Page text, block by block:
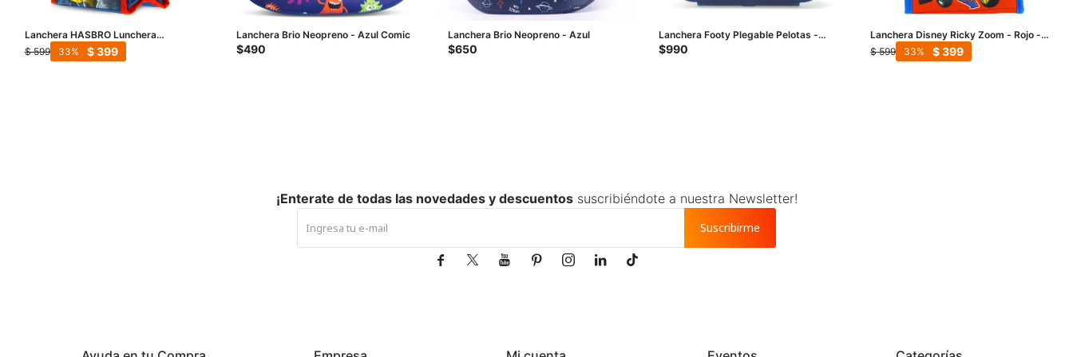
Lanchera HASBRO Lunchera
Transformers - Azul - Rojo - Amarillo
$ 599 $399
33
Lanchera Brio Neopreno - Azul Comic
$490
Lanchera Brio Neopreno - Azul
$650
Lanchera Footy Plegable Pelotas -
Azul - Celeste - Blanco
$990
Lanchera Disney Ricky Zoom - Rojo -
Azul
$ 599 $399
33
¡Enterate de todas las novedades y descuentossuscribiéndote a nuestra Newsletter!
Suscribirme
      